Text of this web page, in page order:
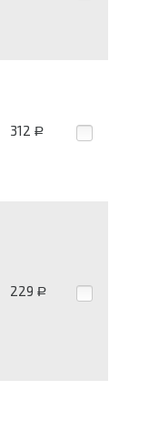
312 Р
229 Р